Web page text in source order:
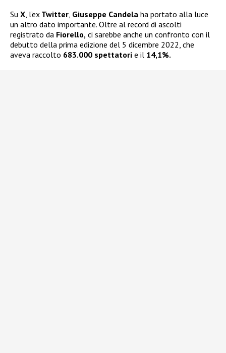
Su X, l’ex Twitter, Giuseppe Candela ha portato alla luce
un altro dato importante. Oltre al record di ascolti
registrato da Fiorello, ci sarebbe anche un confronto con il
debutto della prima edizione del 5 dicembre 2022, che
aveva raccolto 683.000 spettatori e il 14,1%.